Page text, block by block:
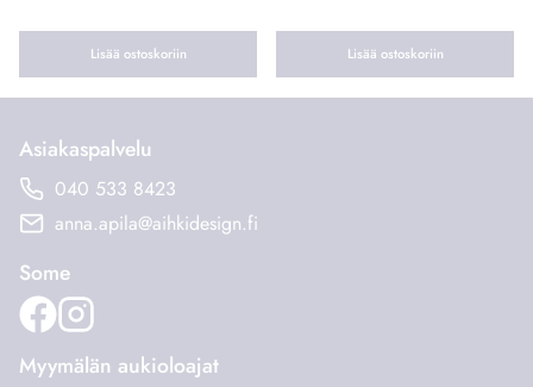
Lisää ostoskoriin Lisää ostoskoriin
Asiakaspalvelu
040 533 8423
anna.apila@aihkidesign.fi
Some
Myymälän aukioloajat